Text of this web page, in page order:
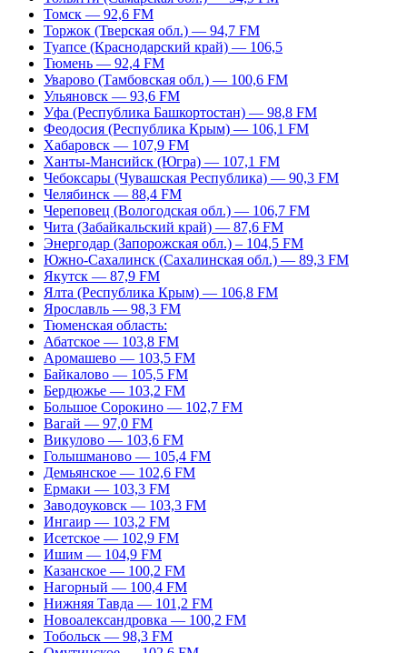
Томск — 92,6 FM
Торжок (Тверская обл.) — 94,7 FM
Туапсе (Краснодарский край) — 106,5
Тюмень — 92,4 FM
Уварово (Тамбовская обл.) — 100,6 FM
Ульяновск — 93,6 FM
Уфа (Республика Башкортостан) — 98,8 FM
Феодосия (Республика Крым) — 106,1 FM
Хабаровск — 107,9 FM
Ханты-Мансийск (Югра) — 107,1 FM
Чебоксары (Чувашская Республика) — 90,3 FM
Челябинск — 88,4 FM
Череповец (Вологодская обл.) — 106,7 FM
Чита (Забайкальский край) — 87,6 FM
Энергодар (Запорожская обл.) – 104,5 FM
Южно-Сахалинск (Сахалинская обл.) — 89,3 FM
Якутск — 87,9 FM
Ялта (Республика Крым) — 106,8 FM
Ярославль — 98,3 FM
Тюменская область:
Абатское — 103,8 FM
Аромашево — 103,5 FM
Байкалово — 105,5 FM
Бердюжье — 103,2 FM
Большое Сорокино — 102,7 FM
Вагай — 97,0 FM
Викулово — 103,6 FM
Голышманово — 105,4 FM
Демьянское — 102,6 FM
Ермаки — 103,3 FM
Заводоуковск — 103,3 FM
Ингаир — 103,2 FM
Исетское — 102,9 FM
Ишим — 104,9 FM
Казанское — 100,2 FM
Нагорный — 100,4 FM
Нижняя Тавда — 101,2 FM
Новоалександровка — 100,2 FM
Тобольск — 98,3 FM